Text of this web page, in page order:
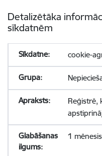
Detalizētāka
sīkdatnēm
cookie-
Reģistrē,
1 mēnesis